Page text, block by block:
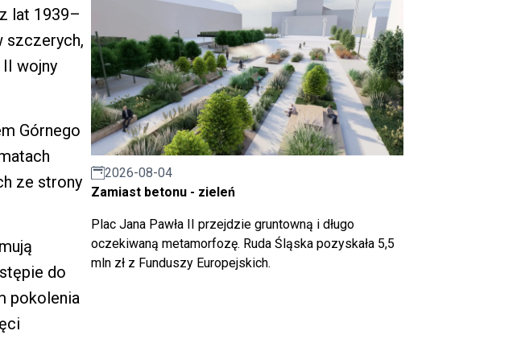
lat 1939–
szczerych,
wojny
Górnego
ze strony
do
pokolenia
2026-08-04
Zamiast betonu - zieleń
Plac Jana Pawła II przejdzie gruntowną i długo
oczekiwaną metamorfozę. Ruda Śląska pozyskała 5,5
mln zł z Funduszy Europejskich.